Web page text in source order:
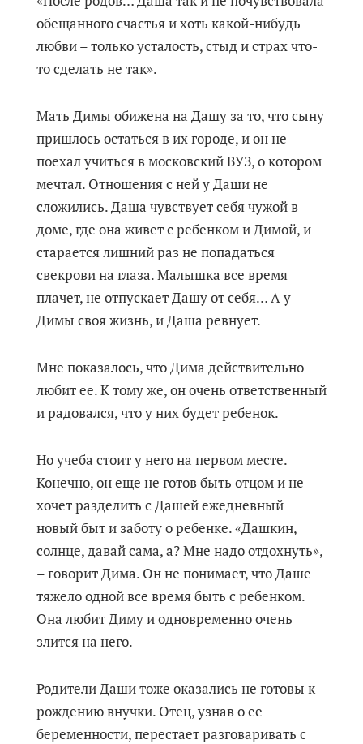
обещанного счастья и хоть какой-нибудь
любви – только усталость, стыд и страх что-
то сделать не так».
Мать Димы обижена на Дашу за то, что сыну
пришлось остаться в их городе, и он не
поехал учиться в московский ВУЗ, о котором
мечтал. Отношения с ней у Даши не
сложились. Даша чувствует себя чужой в
доме, где она живет с ребенком и Димой, и
старается лишний раз не попадаться
свекрови на глаза. Малышка все время
плачет, не отпускает Дашу от себя… А у
Димы своя жизнь, и Даша ревнует.
Мне показалось, что Дима действительно
любит ее. К тому же, он очень ответственный
и радовался, что у них будет ребенок.
Но учеба стоит у него на первом месте.
Конечно, он еще не готов быть отцом и не
хочет разделить с Дашей ежедневный
новый быт и заботу о ребенке. «Дашкин,
солнце, давай сама, а? Мне надо отдохнуть»,
– говорит Дима. Он не понимает, что Даше
тяжело одной все время быть с ребенком.
Она любит Диму и одновременно очень
злится на него.
Родители Даши тоже оказались не готовы к
рождению внучки. Отец, узнав о ее
беременности, перестает разговаривать с